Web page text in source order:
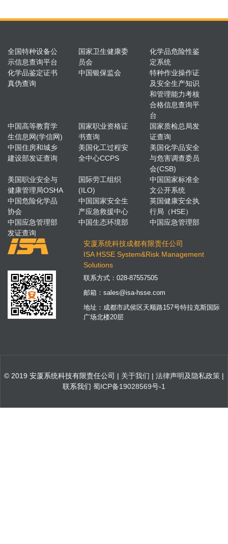
全国特种设备公
示信息查询平台
国家卫生健康委
员会
化学品危险性鉴
定系统
化学品鉴定证书
真伪查询
中国银保监会
特种作业操作证
及安全生产知识
和管理能力考核
合格信息查询平
台
中国高等教育学
生信息网(学信网)
国家职业资格证
书查询
国家质检总局发
证查询
中国住房和城乡
建设部发证查询
美国化工过程安
全中心CCPS
美国化学品安全
与危害调查委员
会(CSB)
美国职业安全与
健康管理局OSHA
国际劳工组织
(ILO)
中国国家标准全
文公开系统
中国危险化学品
协会
中国国家安全生
产应急救援中心
英国健康安全执
行局（HSE）
中国应急管理部
发证查询
中国生态环境部 中国应急管理部
安厦系统科技成都有限责任公司
ISA HSSE System&Risk Management
Solutions
联系方式：028-87557505
邮箱：sales@isa-hsse.com
地址：成都市武侯区天顺路157号特拉克斯国际
广场北楼20层
© 2019 安厦系统科技有限责任公司 | 关于我们 | 法律声明及隐私政策 |
联系我们 蜀ICP备19028569号-1